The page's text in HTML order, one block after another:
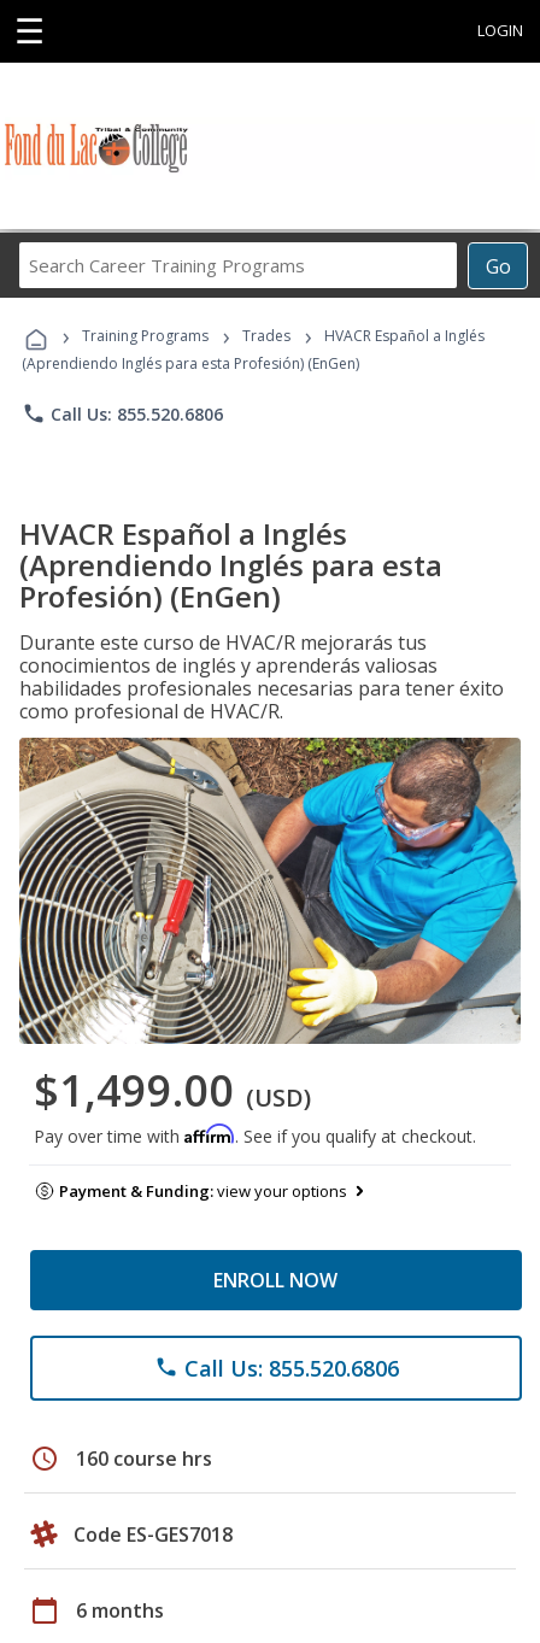
☰ LOGIN
Go
Career
Programs
› Training Programs › Trades ›
HVACR Español a Inglés
(Aprendiendo Inglés para esta Profesión) (EnGen)
phone Call Us: 855.520.6806
HVACR Español a Inglés
(Aprendiendo Inglés para esta
Profesión) (EnGen)
Durante este curso de HVAC/R mejorarás tus
conocimientos de inglés y aprenderás valiosas
habilidades profesionales necesarias para tener éxito
como profesional de HVAC/R.
$1,499.00 (USD)
Pay over time with Affirm. See if you qualify at checkout.
Payment & Funding:view your options
ENROLL NOW
phone Call Us: 855.520.6806
schedule 160 course hrs
Code ES-GES7018
calendar_today 6 months